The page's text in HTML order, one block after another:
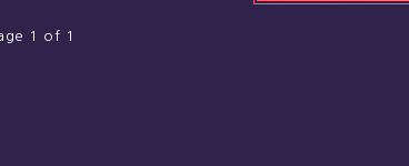
1 of 1